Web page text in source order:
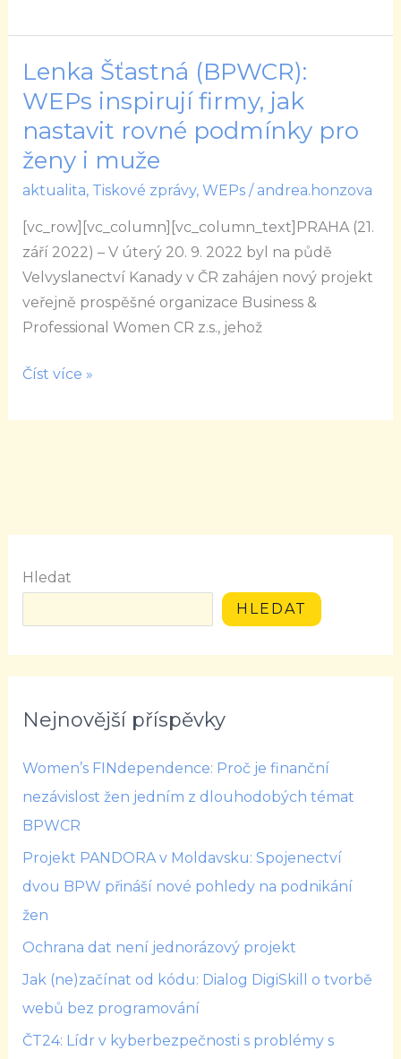
Lenka Šťastná (BPWCR):
WEPs inspirují firmy, jak
nastavit rovné podmínky pro
ženy i muže
aktualita, Tiskové zprávy, WEPs/ andrea.honzova
[vc_row][vc_column][vc_column_text]PRAHA (21.
září 2022) – V úterý 20. 9. 2022 byl na půdě
Velvyslanectví Kanady v ČR zahájen nový projekt
veřejně prospěšné organizace Business &
Professional Women CR z.s., jehož
Lenka
Šťastná
WEPs
inspirují
firmy,
jak
nastavit
rovné
podmínky
pro
iČíst více »
Hledat
HLEDAT
Nejnovější příspěvky
Women’s FINdependence: Proč je finanční
nezávislost žen jedním z dlouhodobých témat
BPWCR
Projekt PANDORA v Moldavsku: Spojenectví
dvou BPW přináší nové pohledy na podnikání
žen
Ochrana dat není jednorázový projekt
Jak (ne)začínat od kódu: Dialog DigiSkill o tvorbě
webů bez programování
ČT24: Lídr v kyberbezpečnosti s problémy s